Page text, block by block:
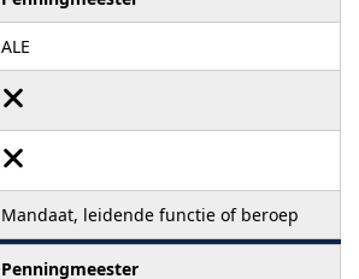
ALE
Mandaat, leidende functie of beroep
Penningmeester